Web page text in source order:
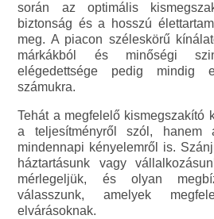
során az optimális
biztonság és a hosszú
meg. A piacon széleskörű
márkákból és minőségi
elégedettsége pedig mindig
számukra.
Tehát a megfelelő kismegszakító
a teljesítményről szól,
mindennapi kényelemről is.
háztartásunk vagy
mérlegeljük, és olyan
válasszunk, amelyek
elvárásoknak.